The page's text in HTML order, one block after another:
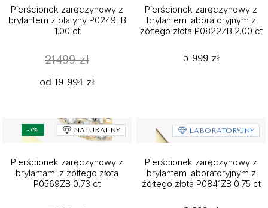
Pierścionek zaręczynowy z
brylantem z platyny P0249EB
1.00 ct
21499 zł
od 19 994 zł
Pierścionek zaręczynowy z
brylantem laboratoryjnym z
żółtego złota P0822ZB 2.00 ct
5 999 zł
-7% NATURALNY
Pierścionek zaręczynowy z
brylantami z żółtego złota
P0569ZB 0.73 ct
LABORATORYJNY
Pierścionek zaręczynowy z
brylantem laboratoryjnym z
żółtego złota P0841ZB 0.75 ct